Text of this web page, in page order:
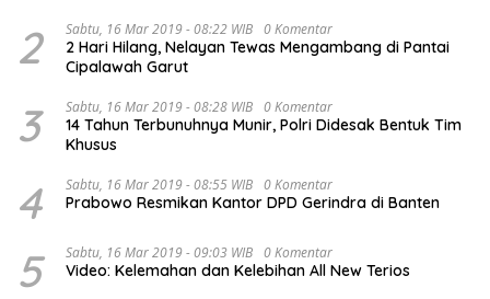
2 Sabtu, 16 Mar 2019 - 08:22 WIB 0 Komentar
2 Hari Hilang, Nelayan Tewas Mengambang di Pantai
Cipalawah Garut
3 Sabtu, 16 Mar 2019 - 08:28 WIB 0 Komentar
14 Tahun Terbunuhnya Munir, Polri Didesak Bentuk Tim
Khusus
4 Sabtu, 16 Mar 2019 - 08:55 WIB 0 Komentar
Prabowo Resmikan Kantor DPD Gerindra di Banten
5 Sabtu, 16 Mar 2019 - 09:03 WIB 0 Komentar
Video: Kelemahan dan Kelebihan All New Terios